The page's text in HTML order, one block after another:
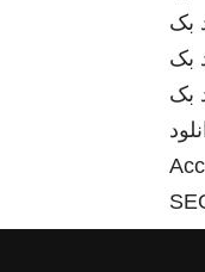
بک
بک
بک